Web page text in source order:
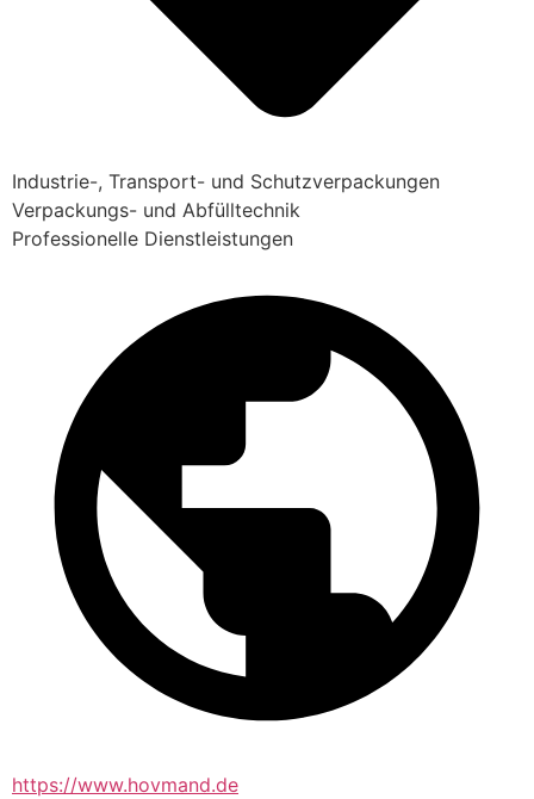
Industrie-, Transport- und Schutzverpackungen
Verpackungs- und Abfülltechnik
Professionelle Dienstleistungen
https://www.hovmand.de